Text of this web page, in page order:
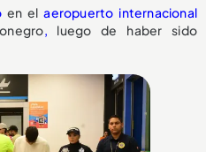
en elaeropuerto internacional
, luego de haber sido